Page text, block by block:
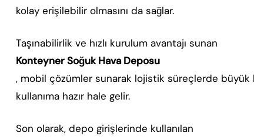
kolay erişilebilir olmasını da sağlar.
Taşınabilirlik ve hızlı kurulum avantajı sunan
Konteyner Soğuk Hava Deposu
, mobil çözümler sunarak lojistik süreçlerde büyük
kullanıma hazır hale gelir.
Son olarak, depo girişlerinde kullanılan